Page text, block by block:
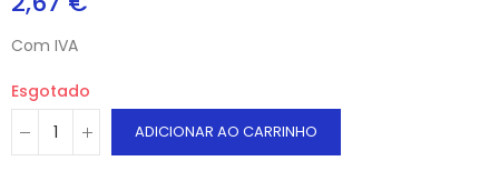
Com IVA
Esgotado
ADICIONAR AO CARRINHO